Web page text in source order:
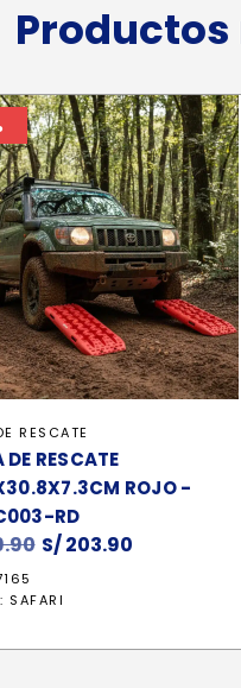
RESCATE
RESCATE
ROJO -
RD
El
original
S/ 239.90.
S/203.90
S/ 203.90.
SAFARI